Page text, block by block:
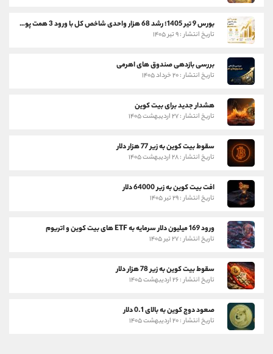
بورس 9 تیر 1405؛ رشد 68 هزار واحدی شاخص کل با ورود 3 همت پول حقیقی
تاریخ انتشار : ۹ تیر ۱۴۰۵
بررسی بازدهی صندوق های اهرمی
تاریخ انتشار : ۲۰ خرداد ۱۴۰۵
هشدار جدید برای بیت کوین
تاریخ انتشار : ۲۷ اردیبهشت ۱۴۰۵
سقوط بیت کوین به زیر 77 هزار دلار
تاریخ انتشار : ۲۸ اردیبهشت ۱۴۰۵
افت بیت کوین به زیر 64000 دلار
تاریخ انتشار : ۲۹ تیر ۱۴۰۵
ورود 169 میلیون دلار سرمایه به ETF های بیت کوین و اتریوم
تاریخ انتشار : ۲۷ تیر ۱۴۰۵
سقوط بیت کوین به زیر 78 هزار دلار
تاریخ انتشار : ۲۶ اردیبهشت ۱۴۰۵
صعود دوج کوین به بالای 0.1 دلار
تاریخ انتشار : ۲۰ اردیبهشت ۱۴۰۵